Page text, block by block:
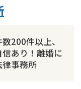
200件以上、
あり！離婚に
事務所